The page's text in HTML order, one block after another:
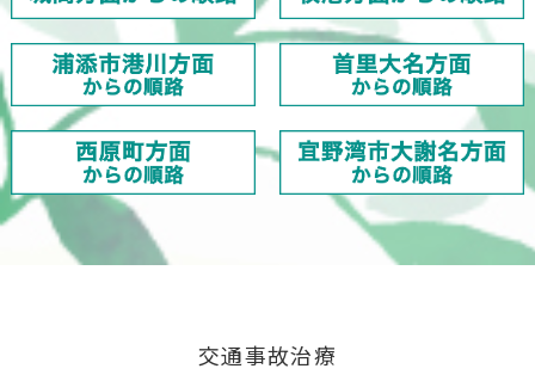
交通事故治療